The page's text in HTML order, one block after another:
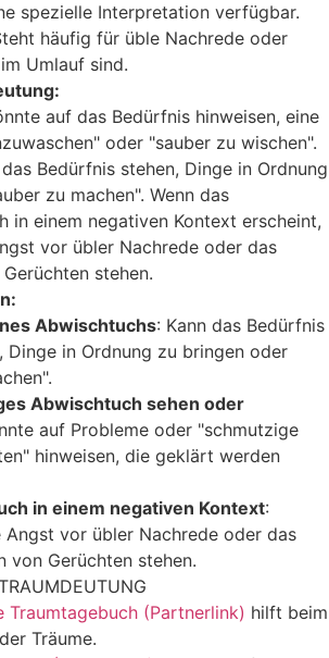
spezielle Interpretation verfügbar.
häufig für üble Nachrede oder
Umlauf sind.
auf das Bedürfnis hinweisen, eine
oder "sauber zu wischen".
Bedürfnis stehen, Dinge in Ordnung
zu machen". Wenn das
in einem negativen Kontext erscheint,
vor übler Nachrede oder das
stehen.
Abwischtuchs: Kann das Bedürfnis
Dinge in Ordnung zu bringen oder
Abwischtuch sehen oder
auf Probleme oder "schmutzige
hinweisen, die geklärt werden
in einem negativen Kontext:
Angst vor übler Nachrede oder das
von Gerüchten stehen.
Traumtagebuch (Partnerlink) hilft beim
Träume.